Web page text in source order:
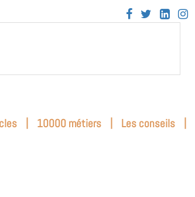
   
| 10000 métiers | Les conseils |